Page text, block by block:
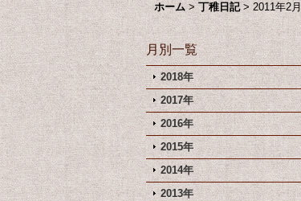
ホーム > 丁稚日記 > 2011年2月
月別一覧
2018年
2017年
2016年
2015年
2014年
2013年